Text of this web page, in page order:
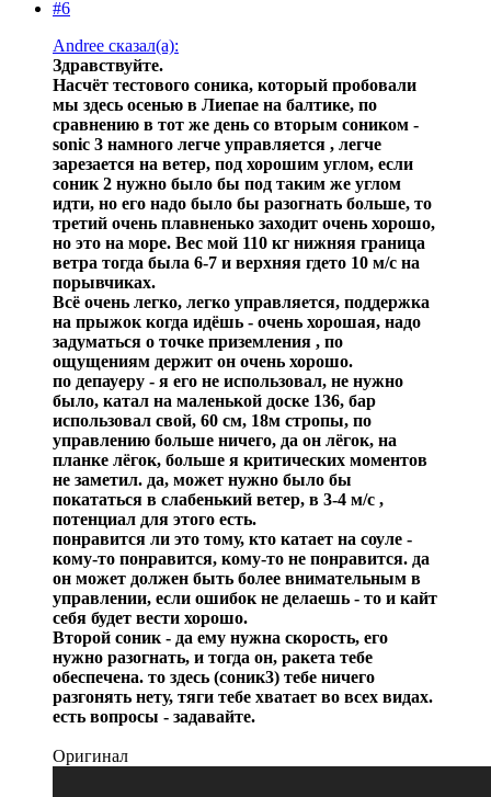
#6
Andree сказал(а):
Здравствуйте.
Насчёт тестового соника, который пробовали
мы здесь осенью в Лиепае на балтике, по
сравнению в тот же день со вторым соником -
sonic 3 намного легче управляется , легче
зарезается на ветер, под хорошим углом, если
соник 2 нужно было бы под таким же углом
идти, но его надо было бы разогнать больше, то
третий очень плавненько заходит очень хорошо,
но это на море. Вес мой 110 кг нижняя граница
ветра тогда была 6-7 и верхняя гдето 10 м/с на
порывчиках.
Всё очень легко, легко управляется, поддержка
на прыжок когда идёшь - очень хорошая, надо
задуматься о точке приземления , по
ощущениям держит он очень хорошо.
по депауеру - я его не использовал, не нужно
было, катал на маленькой доске 136, бар
использовал свой, 60 см, 18м стропы, по
управлению больше ничего, да он лёгок, на
планке лёгок, больше я критических моментов
не заметил. да, может нужно было бы
покататься в слабенький ветер, в 3-4 м/с ,
потенциал для этого есть.
понравится ли это тому, кто катает на соуле -
кому-то понравится, кому-то не понравится. да
он может должен быть более внимательным в
управлении, если ошибок не делаешь - то и кайт
себя будет вести хорошо.
Второй соник - да ему нужна скорость, его
нужно разогнать, и тогда он, ракета тебе
обеспечена. то здесь (соник3) тебе ничего
разгонять нету, тяги тебе хватает во всех видах.
есть вопросы - задавайте.
Оригинал